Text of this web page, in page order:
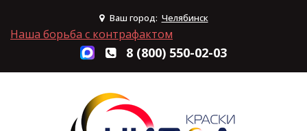
Ваш город: Челябинск
Наша борьба с контрафактом
8 (800) 550-02-03